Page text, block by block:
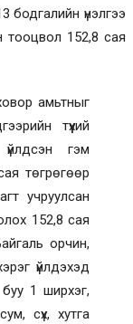
бодгалийн үнэлгээ
тооцвол 152,8 сая
амьтныг
түүхий
гэм
төгрөгөөр
учруулсан
152,8 сая
орчин,
үйлдэхэд
1 ширхэг,
сүх, хутга